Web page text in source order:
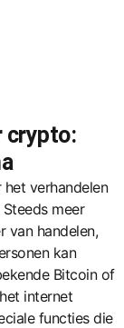
crypto:
verhandelen
meer
van handelen,
kan
Bitcoin of
internet
functies die